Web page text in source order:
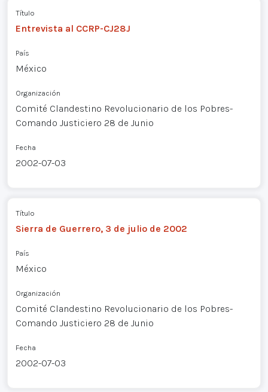
Título
Entrevista al CCRP-CJ28J
País
México
Organización
Comité Clandestino Revolucionario de los Pobres-
Comando Justiciero 28 de Junio
Fecha
2002-07-03
Título
Sierra de Guerrero, 3 de julio de 2002
País
México
Organización
Comité Clandestino Revolucionario de los Pobres-
Comando Justiciero 28 de Junio
Fecha
2002-07-03